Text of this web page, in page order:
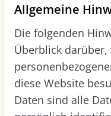
Allgemeine
Die folgenden
Überblick
diese Website
Daten sind alle